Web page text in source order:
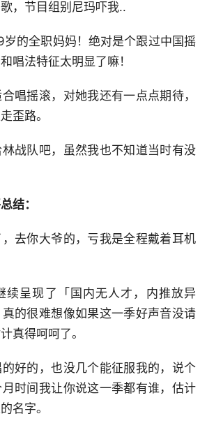
，节目组别尼玛吓我..
的全职妈妈！绝对是个跟过中国摇
唱法特征太明显了嘛！
唱摇滚，对她我还有一点点期待，
歪路。
战队吧，虽然我也不知道当时有没
结：
去你大爷的，亏我是全程戴着耳机
续呈现了「国内无人才，内推放异
的很难想像如果这一季好声音没请
真得呵呵了。
好的，也没几个能征服我的，说个
时间我让你说这一季都有谁，估计
名字。